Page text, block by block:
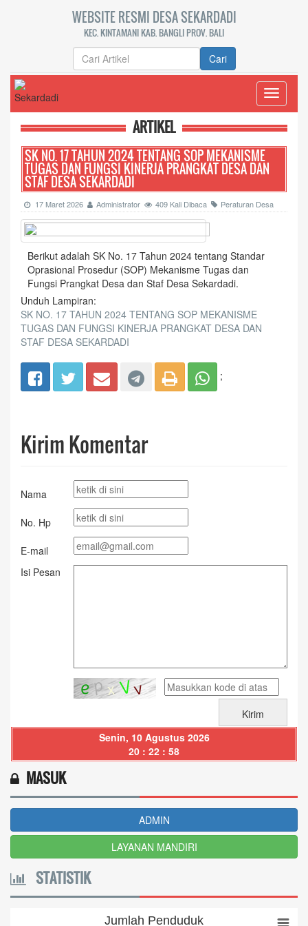
WEBSITE RESMI DESA SEKARDADI
KEC. KINTAMANI KAB. BANGLI PROV. BALI
Cari
Toggle
ARTIKEL
SK NO. 17 TAHUN 2024 TENTANG SOP MEKANISME
TUGAS DAN FUNGSI KINERJA PRANGKAT DESA DAN
STAF DESA SEKARDADI
17 Maret 2026 Administrator 409 Kali Dibaca Peraturan Desa
Berikut adalah SK No. 17 Tahun 2024 tentang Standar
Oprasional Prosedur (SOP) Mekanisme Tugas dan
Fungsi Prangkat Desa dan Staf Desa Sekardadi.
Unduh Lampiran:
SK NO. 17 TAHUN 2024 TENTANG SOP MEKANISME
TUGAS DAN FUNGSI KINERJA PRANGKAT DESA DAN
STAF DESA SEKARDADI
;
Kirim Komentar
Nama
No. Hp
E-mail
Isi Pesan
Senin, 10 Agustus 2026
20 : 22 : 58
MASUK
ADMIN
LAYANAN MANDIRI
STATISTIK
Jumlah Penduduk